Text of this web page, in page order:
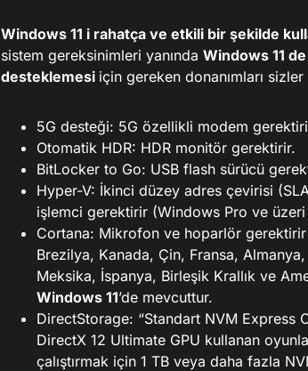
Windows 11 i rahatça ve etkili bir şekilde
sistem gereksinimleri yanında Windows 11
desteklemesi için gereken donanımları sizler
5G desteği: 5G özellikli modem
Otomatik HDR: HDR monitör gerektirir.
BitLocker to Go: USB flash sürücü
Hyper-V: İkinci düzey adres çevirisi
işlemci gerektirir (Windows Pro ve
Cortana: Mikrofon ve hoparlör
Brezilya, Kanada, Çin, Fransa,
Meksika, İspanya, Birleşik Krallık ve
Windows 11’de mevcuttur.
DirectStorage: “Standart NVM Express
DirectX 12 Ultimate GPU kullanan
çalıştırmak için 1 TB veya daha fazla